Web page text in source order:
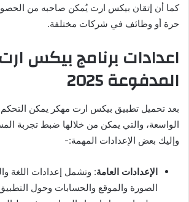
كما أن إتقان بيكس ارت يُمكن صاحبه من
حرة أو وظائف في شركات مختلفة.
اعدادات برنامج بيكس
المدفوعة 2025
بعد تحميل تطبيق بيكس ارت مهكر يمكن
الواسعة، والتي يمكن من خلالها ضبط تجربة
وإليك بعض الإعدادات المهمة:-
الإعدادات العامة: وتشمل إعدادات اللغة
الصورة والموقع والحسابات وحول